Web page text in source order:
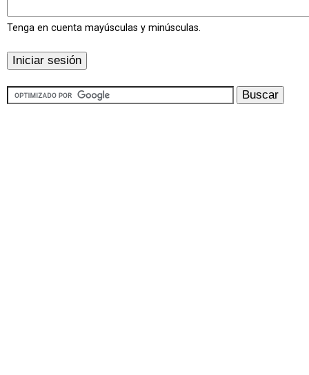
Tenga en cuenta mayúsculas y minúsculas.